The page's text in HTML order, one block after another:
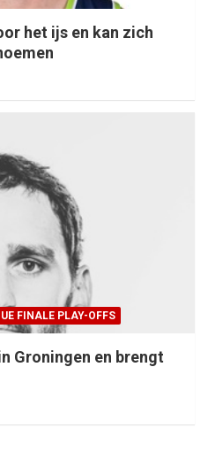
het ijs en kan zich
FINALE PLAY-OFFS
Groningen en brengt